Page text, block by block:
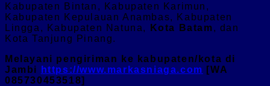
Kabupaten Bintan, Kabupaten Karimun,
Kabupaten Kepulauan Anambas, Kabupaten
Lingga, Kabupaten Natuna,
Kota Batam, dan
Kota Tanjung Pinang.
Melayani pengiriman ke kabupaten/kota di
Jambi
https://www.markasniaga.com [WA
085730453518]